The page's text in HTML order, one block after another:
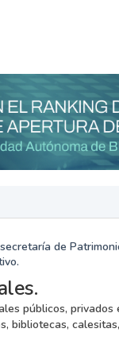
de
públicos,
bibliotecas,